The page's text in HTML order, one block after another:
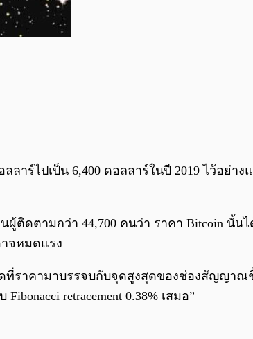
ลลาร์ไปเป็น 6,400 ดอลลาร์ในปี 2019 ไว้อย่
ผู้ติดตามกว่า 44,700 คนว่า ราคา Bitcoin นั้น
จหมดแรง
ที่ราคามาบรรจบกับจุดสูงสุดของช่องสัญญาณ
retracement 0.38% เสมอ”